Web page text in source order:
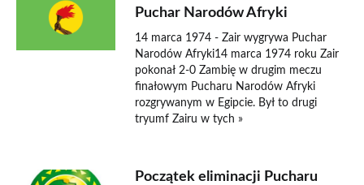
Puchar Narodów Afryki
14 marca 1974 - Zair wygrywa Puchar
Narodów Afryki14 marca 1974 roku Zair
pokonał 2-0 Zambię w drugim meczu
finałowym Pucharu Narodów Afryki
rozgrywanym w Egipcie. Był to drugi
tryumf Zairu w tych »
Początek eliminacji Pucharu